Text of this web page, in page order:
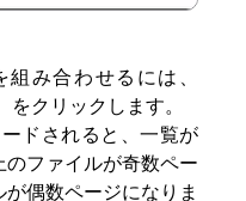
み合わせるには、
をクリックします。
ドされると、一覧が
ファイルが奇数ペー
偶数ページになりま